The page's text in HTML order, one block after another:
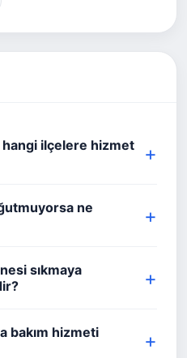
hangi ilçelere hizmet
ne
sıkmaya
bakım hizmeti